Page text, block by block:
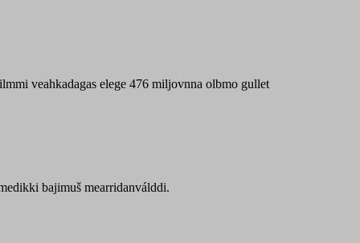
veahkadagas elege 476 miljovnna olbmo gullet
bajimuš mearridanválddi.